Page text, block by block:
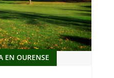
EN OURENSE